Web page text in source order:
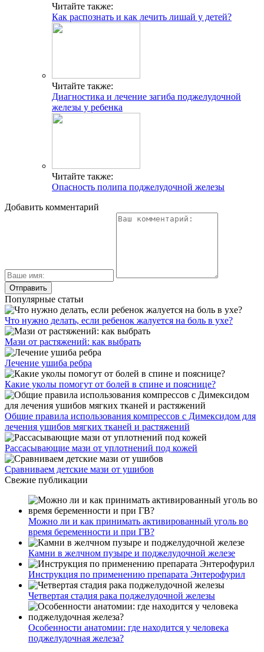
Читайте также:
Как распознать и как лечить лишай у детей?
Читайте также:
Диагностика и лечение загиба поджелудочной
железы у ребенка
Читайте также:
Опасность полипа поджелудочной железы
Добавить комментарий
Популярные статьи
Что нужно делать, если ребенок жалуется на боль в ухе?
Мази от растяжений: как выбрать
Лечение ушиба ребра
Какие уколы помогут от болей в спине и пояснице?
Общие правила использования компрессов с Димексидом для
лечения ушибов мягких тканей и растяжений
Рассасывающие мази от уплотнений под кожей
Сравниваем детские мази от ушибов
Свежие публикации
Можно ли и как принимать активированный уголь во
время беременности и при ГВ?
Камни в желчном пузыре и поджелудочной железе
Инструкция по применению препарата Энтерофурил
Четвертая стадия рака поджелудочной железы
Особенности анатомии: где находится у человека
поджелудочная железа?